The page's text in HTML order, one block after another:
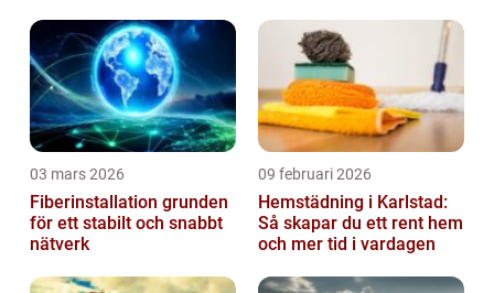
03 mars 2026
Fiberinstallation grunden
för ett stabilt och snabbt
nätverk
09 februari 2026
Hemstädning i Karlstad:
Så skapar du ett rent hem
och mer tid i vardagen